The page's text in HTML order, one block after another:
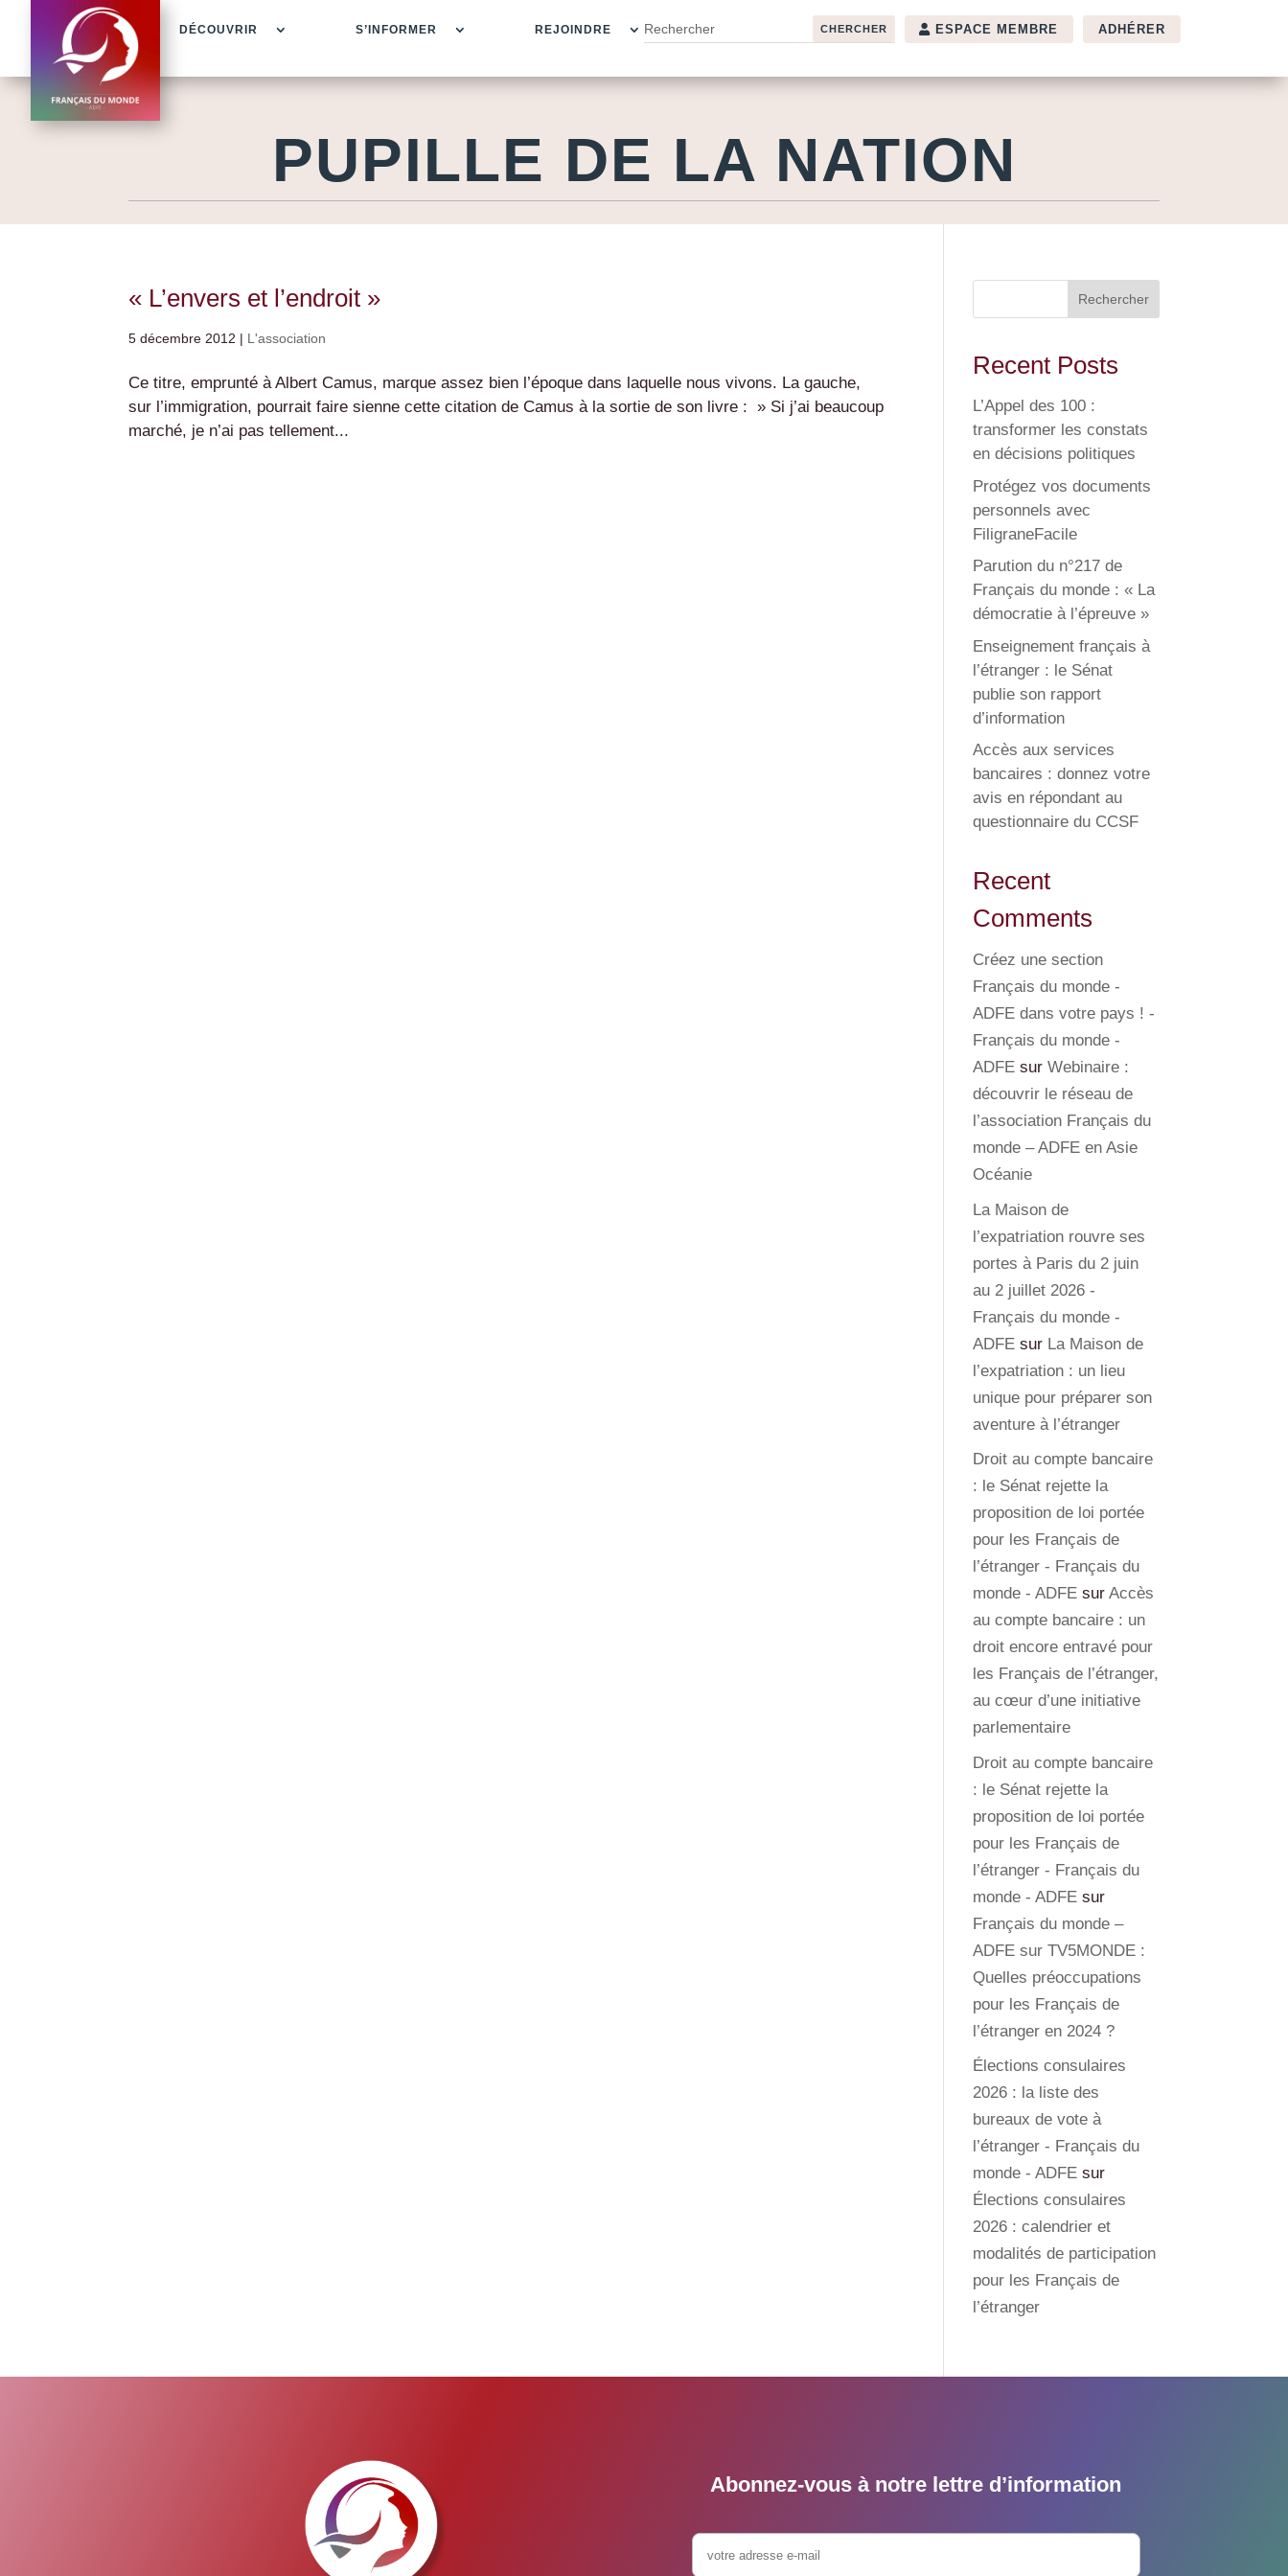
DÉCOUVRIR S’INFORMER REJOINDRE ESPACE MEMBRE ADHÉRER
PUPILLE DE LA NATION
« L’envers et l’endroit »
5 décembre 2012 | L'association
Ce titre, emprunté à Albert Camus, marque assez bien l’époque dans laquelle nous vivons. La gauche,
sur l’immigration, pourrait faire sienne cette citation de Camus à la sortie de son livre : » Si j’ai beaucoup
marché, je n’ai pas tellement...
Rechercher
Recent Posts
L’Appel des 100 :
transformer les constats
en décisions politiques
Protégez vos documents
personnels avec
FiligraneFacile
Parution du n°217 de
Français du monde : « La
démocratie à l’épreuve »
Enseignement français à
l’étranger : le Sénat
publie son rapport
d’information
Accès aux services
bancaires : donnez votre
avis en répondant au
questionnaire du CCSF
Recent
Comments
Créez une section
Français du monde -
ADFE dans votre pays ! -
Français du monde -
ADFE surWebinaire :
découvrir le réseau de
l’association Français du
monde – ADFE en Asie
Océanie
La Maison de
l’expatriation rouvre ses
portes à Paris du 2 juin
au 2 juillet 2026 -
Français du monde -
ADFE sur La Maison de
l’expatriation : un lieu
unique pour préparer son
aventure à l’étranger
Droit au compte bancaire
: le Sénat rejette la
proposition de loi portée
pour les Français de
l’étranger - Français du
monde - ADFE surAccès
au compte bancaire : un
droit encore entravé pour
les Français de l’étranger,
au cœur d’une initiative
parlementaire
Droit au compte bancaire
: le Sénat rejette la
proposition de loi portée
pour les Français de
l’étranger - Français du
monde - ADFE sur
Français du monde –
ADFE sur TV5MONDE :
Quelles préoccupations
pour les Français de
l’étranger en 2024 ?
Élections consulaires
2026 : la liste des
bureaux de vote à
l’étranger - Français du
monde - ADFE sur
Élections consulaires
2026 : calendrier et
modalités de participation
pour les Français de
l’étranger
Abonnez-vous à notre lettre d’information